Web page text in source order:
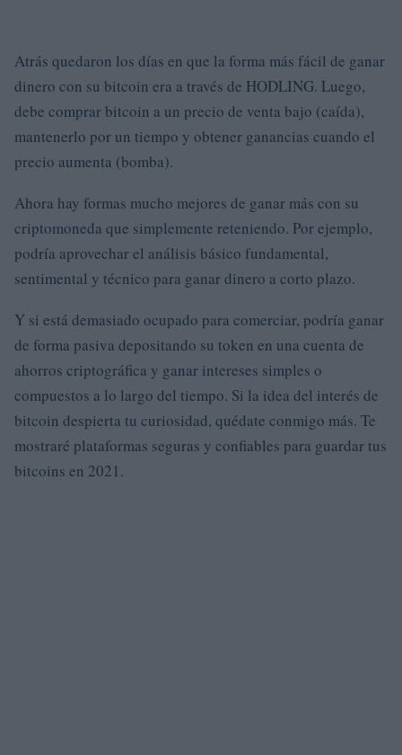
Atrás quedaron los días en que la forma más fácil de ganar
dinero con su bitcoin era a través de HODLING. Luego,
debe comprar bitcoin a un precio de venta bajo (caída),
mantenerlo por un tiempo y obtener ganancias cuando el
precio aumenta (bomba).
Ahora hay formas mucho mejores de ganar más con su
criptomoneda que simplemente reteniendo. Por ejemplo,
podría aprovechar el análisis básico fundamental,
sentimental y técnico para ganar dinero a corto plazo.
Y si está demasiado ocupado para comerciar, podría ganar
de forma pasiva depositando su token en una cuenta de
ahorros criptográfica y ganar intereses simples o
compuestos a lo largo del tiempo. Si la idea del interés de
bitcoin despierta tu curiosidad, quédate conmigo más. Te
mostraré plataformas seguras y confiables para guardar tus
bitcoins en 2021.